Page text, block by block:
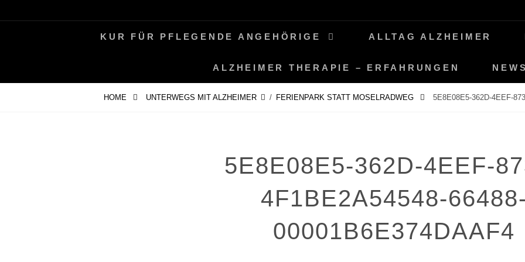
to
PERIFAIR
KUR FÜR PFLEGENDE ANGEHÖRIGE ALLTAG ALZHEIMER
ALZHEIMER THERAPIE – ERFAHRUNGEN
HOME UNTERWEGS MIT ALZHEIMER / FERIENPARK STATT MOSELRADWEG 5E8E08E5-362D-4EEF-
5E8E08E5-362D-4EEF-
4F1BE2A54548-66488-
00001B6E374DAAF4